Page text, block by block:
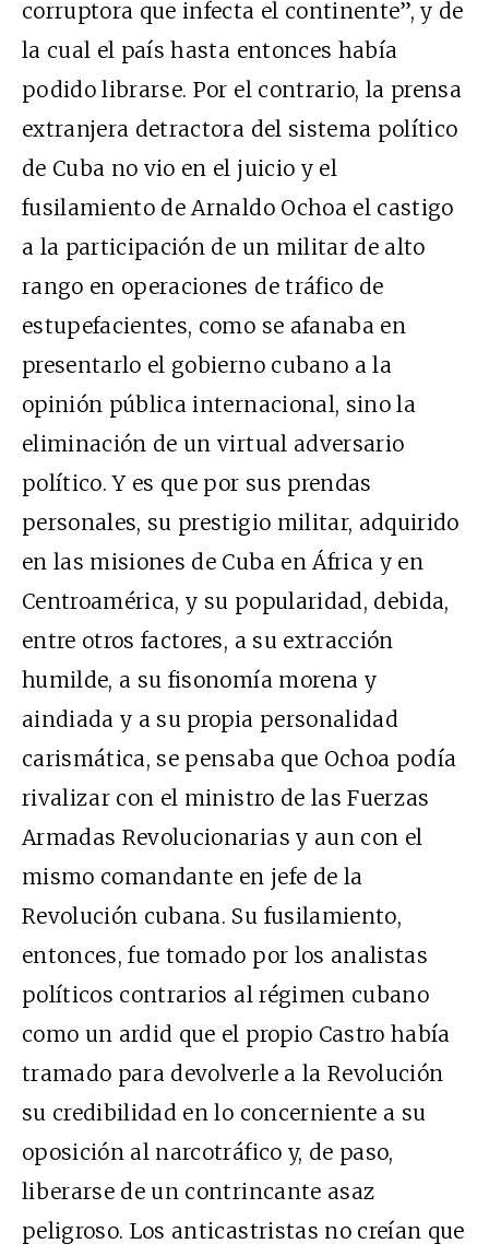
corruptora que infecta el continente”, y de
la cual el país hasta entonces había
podido librarse. Por el contrario, la prensa
extranjera detractora del sistema político
de Cuba no vio en el juicio y el
fusilamiento de Arnaldo Ochoa el castigo
a la participación de un militar de alto
rango en operaciones de tráfico de
estupefacientes, como se afanaba en
presentarlo el gobierno cubano a la
opinión pública internacional, sino la
eliminación de un virtual adversario
político. Y es que por sus prendas
personales, su prestigio militar, adquirido
en las misiones de Cuba en África y en
Centroamérica, y su popularidad, debida,
entre otros factores, a su extracción
humilde, a su fisonomía morena y
aindiada y a su propia personalidad
carismática, se pensaba que Ochoa podía
rivalizar con el ministro de las Fuerzas
Armadas Revolucionarias y aun con el
mismo comandante en jefe de la
Revolución cubana. Su fusilamiento,
entonces, fue tomado por los analistas
políticos contrarios al régimen cubano
como un ardid que el propio Castro había
tramado para devolverle a la Revolución
su credibilidad en lo concerniente a su
oposición al narcotráfico y, de paso,
liberarse de un contrincante asaz
peligroso. Los anticastristas no creían que